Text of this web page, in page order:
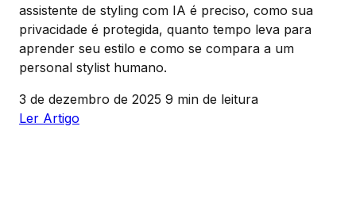
assistente de styling com IA é preciso, como sua
privacidade é protegida, quanto tempo leva para
aprender seu estilo e como se compara a um
personal stylist humano.
3 de dezembro de 2025 9 min de leitura
Ler Artigo